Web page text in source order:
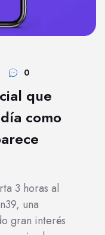
0
que
como
3 horas al
una
gran interés